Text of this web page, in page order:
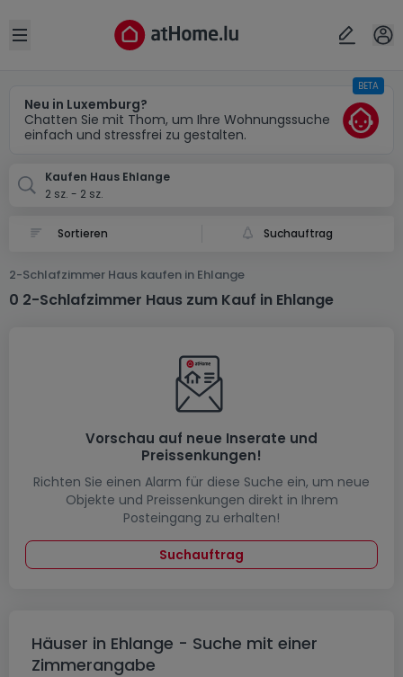
Open sidebar
Neu in Luxemburg?
Chatten Sie mit Thom, um Ihre Wohnungssuche
einfach und stressfrei zu gestalten.
BETA
Kaufen Haus Ehlange
2 sz. - 2 sz.
Suchauftrag
2-Schlafzimmer Haus kaufen in Ehlange
0 2-Schlafzimmer Haus zum Kauf in Ehlange
Vorschau auf neue Inserate und
Preissenkungen!
Richten Sie einen Alarm für diese Suche ein, um neue
Objekte und Preissenkungen direkt in Ihrem
Posteingang zu erhalten!
Suchauftrag
Häuser in Ehlange - Suche mit einer
Zimmerangabe
Ort
Abbrechen ok